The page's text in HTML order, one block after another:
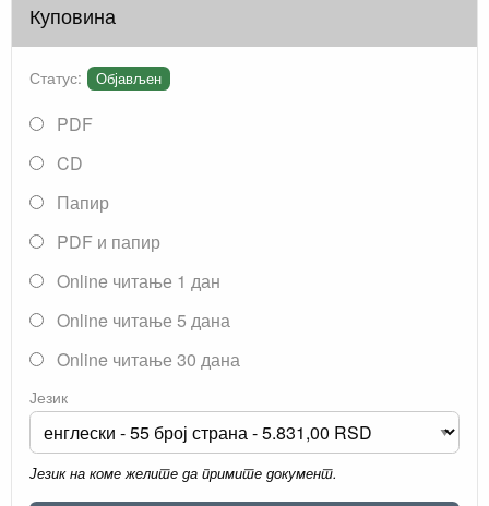
Куповина
Статус: Објављен
PDF
CD
Папир
PDF и папир
Online читање 1 дан
Online читање 5 дана
Online читање 30 дана
Језик
Језик на коме желите да примите документ.